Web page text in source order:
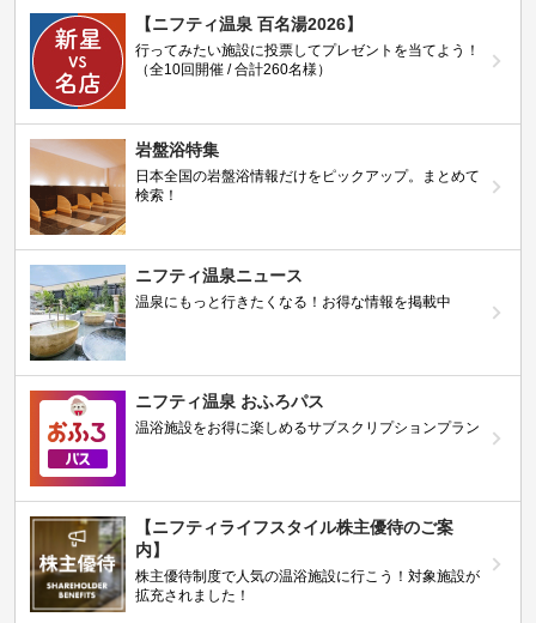
【ニフティ温泉 百名湯2026】
行ってみたい施設に投票してプレゼントを当てよう！
（全10回開催 / 合計260名様）
岩盤浴特集
日本全国の岩盤浴情報だけをピックアップ。まとめて
検索！
ニフティ温泉ニュース
温泉にもっと行きたくなる！お得な情報を掲載中
ニフティ温泉 おふろパス
温浴施設をお得に楽しめるサブスクリプションプラン
【ニフティライフスタイル株主優待のご案
内】
株主優待制度で人気の温浴施設に行こう！対象施設が
拡充されました！